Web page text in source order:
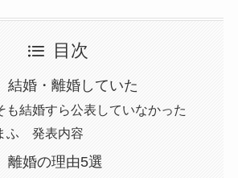
目次
婚・離婚していた
も結婚すら公表していなかった
ふ 発表内容
婚の理由5選